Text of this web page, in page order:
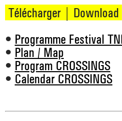
_ TNB SOLIDAIRE
_ TNB ÉCO-
_ ARCHIVES ET
_ PROMOTIONS
_ INTERNATIONAL
_ NOUS SOUTENIR
_ CONTACTS ET
_ SOUTENEZ LE
_ PRATIQUER
_ PROFITER
_ MARCHÉS
_ EMPLOIS / STAGES
Télécharger | Download
• Programme Festival
• Plan / Map
• Program CROSSINGS
• Calendar CROSSINGS